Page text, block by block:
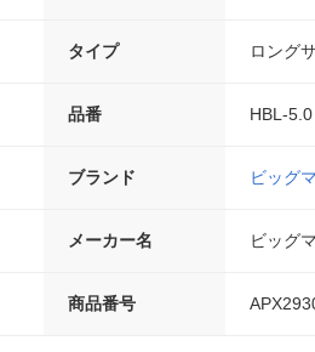
タイプ ロング
品番 HBL-5.0
ブランド ビッグ
メーカー名 ビッグ
商品番号